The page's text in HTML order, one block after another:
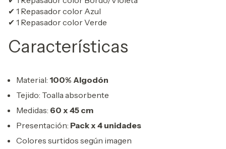
✔ 1 Repasador color Azul
✔ 1 Repasador color Verde
Características
Material: 100% Algodón
Tejido: Toalla absorbente
Medidas: 60 x 45 cm
Presentación: Pack x 4 unidades
Colores surtidos según imagen